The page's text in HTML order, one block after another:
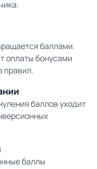
баллами.
оплаты бонусами
правил.
баллов уходит
баллы